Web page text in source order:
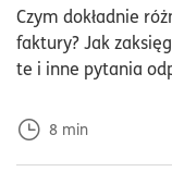
Czym dokładnie
faktury? Jak
te i inne pytania
8 min